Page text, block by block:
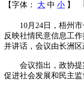
【字体：
大 中 小 】
10月24日，梧州市
反映社情民意信息工
并讲话，会议由长洲区
会议指出，政协提案
促进社会发展和民主